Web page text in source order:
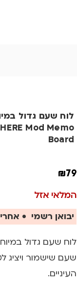
לוח שעם גדול
Mod Memo
Board
₪79
המלאי אזל
יבואן רשמי •
שעם שישמור ויציג
העיניים.